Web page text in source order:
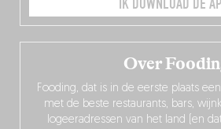
Over
Fooding, dat is in de eerste plaats
met de beste restaurants, bars,
logeeradressen van het land (en
IK DOWNLOAD DE